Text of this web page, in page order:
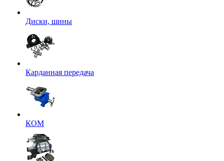
Диски, шины
Карданная передача
КОМ